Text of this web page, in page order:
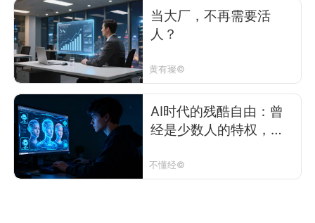
当大厂，不再需要活
人？
黄有璨©
AI时代的残酷自由：曾
经是少数人的特权，如
不懂经©